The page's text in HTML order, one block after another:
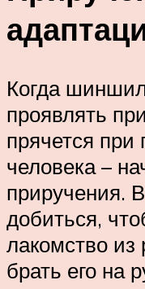
Когда
проявлять
прячется
человека –
приручения.
добиться,
лакомство из
брать его на